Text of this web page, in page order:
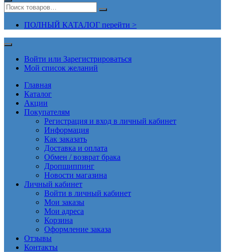
ПОЛНЫЙ КАТАЛОГ перейти >
Войти или Зарегистрироваться
Мой список желаний
Главная
Каталог
Акции
Покупателям
Регистрация и вход в личный кабинет
Информация
Как заказать
Доставка и оплата
Обмен / возврат брака
Дропшиппинг
Новости магазина
Личный кабинет
Войти в личный кабинет
Мои заказы
Мои адреса
Корзина
Оформление заказа
Отзывы
Контакты